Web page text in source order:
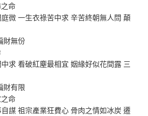
命
微 一生衣祿苦中求 辛苦終朝無人問 顛
財無份
求 看破紅塵最相宜 姻緣好似花間露 三
財有限
命
謀 祖宗產業狂費心 骨肉之情如冰炭 遷